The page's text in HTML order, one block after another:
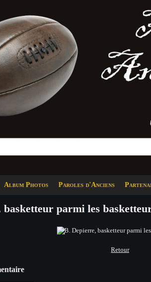
Album Photos Paroles d'Anciens
parmi les
Retour